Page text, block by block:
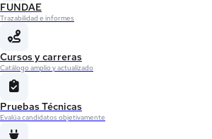
FUNDAE
Trazabilidad e informes
Cursos y carreras
Catálogo amplio y actualizado
Pruebas Técnicas
Evalúa candidatos objetivamente